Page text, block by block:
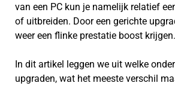
van een PC kun je namelijk relatief
of uitbreiden. Door een gerichte
weer een flinke prestatie boost krijgen.
In dit artikel leggen we uit welke
upgraden, wat het meeste verschil